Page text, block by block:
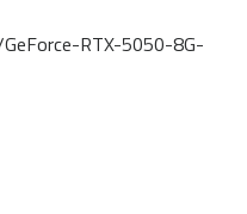
GeForce-RTX-5050-8G-